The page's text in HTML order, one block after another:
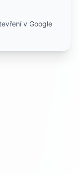
v Google